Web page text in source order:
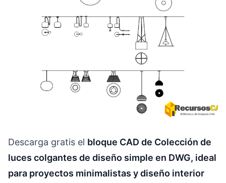
Descarga gratis el bloque CAD de Colección de
luces colgantes de diseño simple en DWG, ideal
para proyectos minimalistas y diseño interior